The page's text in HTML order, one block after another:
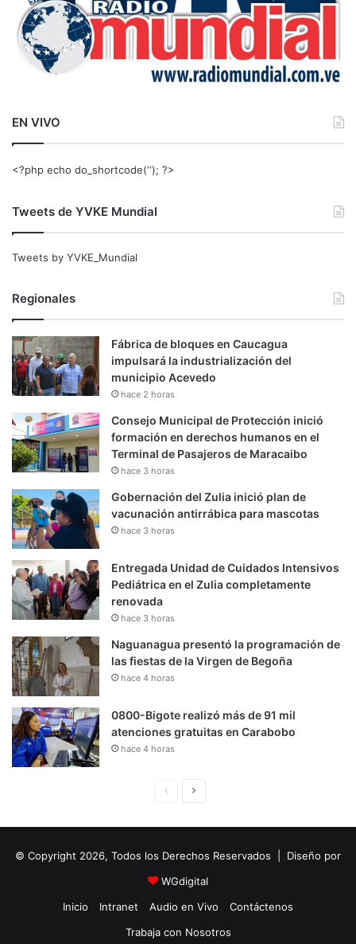
EN VIVO
<?php echo do_shortcode(‘‘); ?>
Tweets de YVKE Mundial
Tweets by YVKE_Mundial
Regionales
Fábrica de bloques en Caucagua
impulsará la industrialización del
municipio Acevedo
hace 2 horas
Consejo Municipal de Protección inició
formación en derechos humanos en el
Terminal de Pasajeros de Maracaibo
hace 3 horas
Gobernación del Zulia inició plan de
vacunación antirrábica para mascotas
hace 3 horas
Entregada Unidad de Cuidados Intensivos
Pediátrica en el Zulia completamente
renovada
hace 3 horas
Naguanagua presentó la programación de
las fiestas de la Virgen de Begoña
hace 4 horas
0800-Bigote realizó más de 91 mil
atenciones gratuitas en Carabobo
hace 4 horas
i
n
a
u
i
e
© Copyright 2026, Todos los Derechos Reservados | Diseño por
WGdigital
Inicio
Intranet Audio en Vivo
Contáctenos
Trabaja con Nosotros